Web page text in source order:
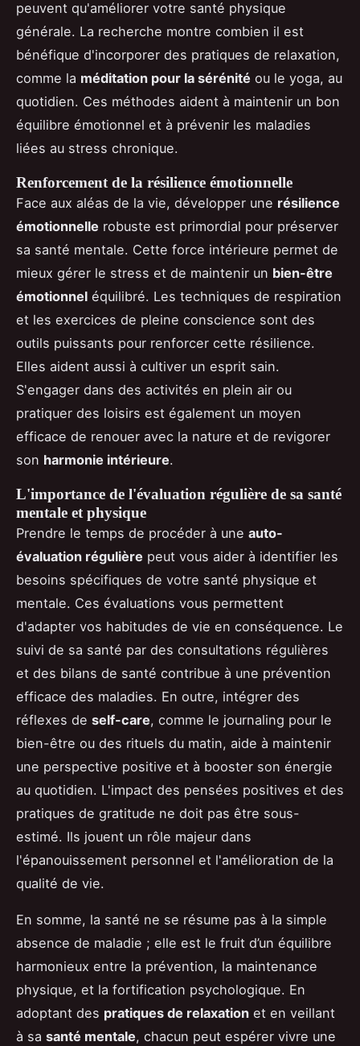
peuvent qu'améliorer votre santé physique
générale. La recherche montre combien il est
bénéfique d'incorporer des pratiques de relaxation,
comme la méditation pour la sérénité ou le yoga, au
quotidien. Ces méthodes aident à maintenir un bon
équilibre émotionnel et à prévenir les maladies
liées au stress chronique.
Renforcement de la résilience émotionnelle
Face aux aléas de la vie, développer une résilience
émotionnelle robuste est primordial pour préserver
sa santé mentale. Cette force intérieure permet de
mieux gérer le stress et de maintenir un bien-être
émotionnel équilibré. Les techniques de respiration
et les exercices de pleine conscience sont des
outils puissants pour renforcer cette résilience.
Elles aident aussi à cultiver un esprit sain.
S'engager dans des activités en plein air ou
pratiquer des loisirs est également un moyen
efficace de renouer avec la nature et de revigorer
son harmonie intérieure.
L'importance de l'évaluation régulière de sa santé
mentale et physique
Prendre le temps de procéder à une auto-
évaluation régulière peut vous aider à identifier les
besoins spécifiques de votre santé physique et
mentale. Ces évaluations vous permettent
d'adapter vos habitudes de vie en conséquence. Le
suivi de sa santé par des consultations régulières
et des bilans de santé contribue à une prévention
efficace des maladies. En outre, intégrer des
réflexes de self-care, comme le journaling pour le
bien-être ou des rituels du matin, aide à maintenir
une perspective positive et à booster son énergie
au quotidien. L'impact des pensées positives et des
pratiques de gratitude ne doit pas être sous-
estimé. Ils jouent un rôle majeur dans
l'épanouissement personnel et l'amélioration de la
qualité de vie.
En somme, la santé ne se résume pas à la simple
absence de maladie ; elle est le fruit d’un équilibre
harmonieux entre la prévention, la maintenance
physique, et la fortification psychologique. En
adoptant des pratiques de relaxation et en veillant
à sa santé mentale, chacun peut espérer vivre une